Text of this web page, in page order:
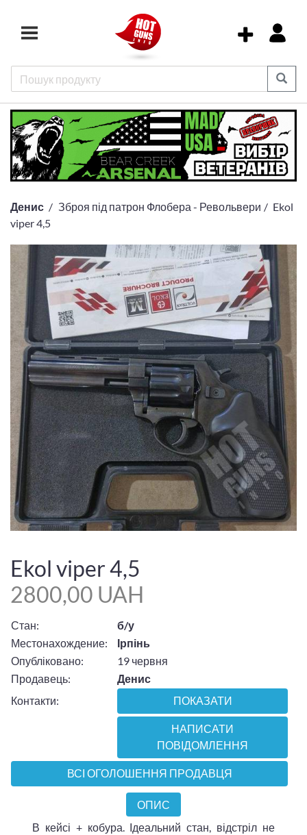
Денис Зброя під патрон Флобера - Револьвери
Ekol
viper 4,5
Ekol viper 4,5
2800,00 UAH
Стан:
б/у
Местонахождение:
Ірпінь
Опубліковано:
19 червня
Продавець:
Денис
Контакти:
ПОКАЗАТИ
НАПИСАТИ
ПОВІДОМЛЕННЯ
ВСІ ОГОЛОШЕННЯ ПРОДАВЦЯ
ОПИС
В кейсі + кобура. Ідеальний стан, відстріл не